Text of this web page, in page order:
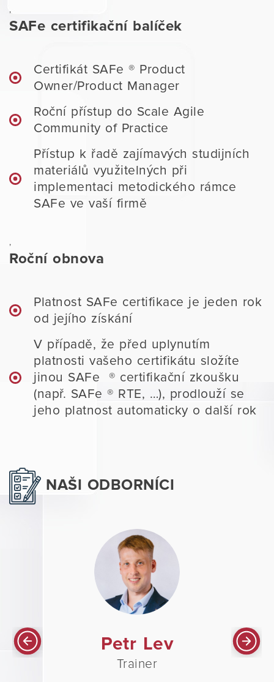
,
SAFe certifikační balíček
Certifikát SAFe ® Product
Owner/Product Manager
Roční přístup do Scale Agile
Community of Practice
Přístup k řadě zajímavých studijních
materiálů využitelných při
implementaci metodického rámce
SAFe ve vaší firmě
,
Roční obnova
Platnost SAFe certifikace je jeden rok
od jejího získání
V případě, že před uplynutím
platnosti vašeho certifikátu složíte
jinou SAFe ® certifikační zkoušku
(např. SAFe ® RTE, …), prodlouží se
jeho platnost automaticky o další rok
NAŠI ODBORNÍCI
Petr Lev
Trainer